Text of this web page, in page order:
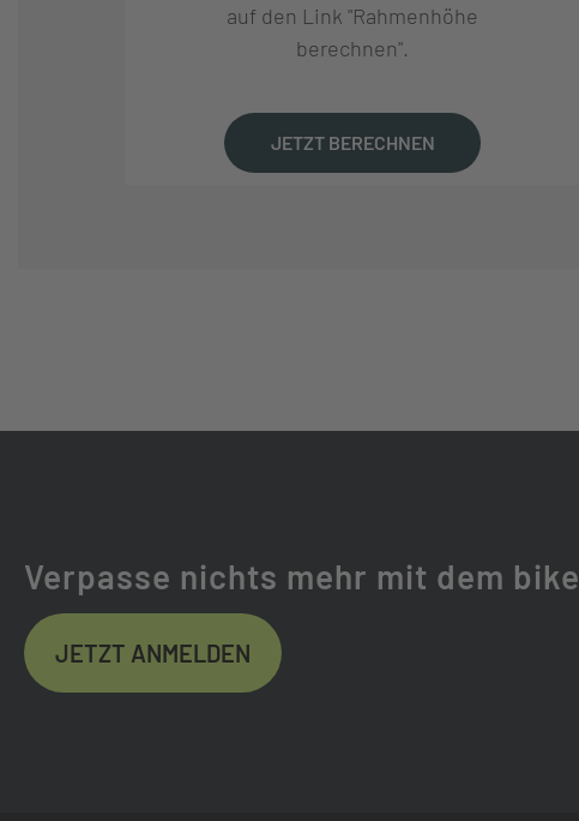
120
auf den Link "Rahmenhöhe
berechnen".
JETZT BERECHNEN
Verpasse nichts mehr mit dem
JETZT ANMELDEN